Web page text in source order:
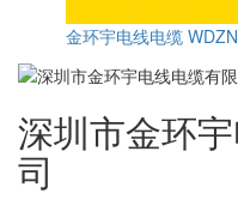
金环宇电线电缆
深圳市金环
司